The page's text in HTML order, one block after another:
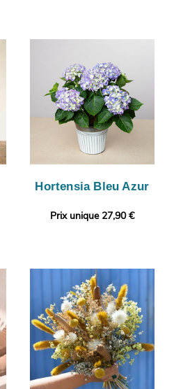
Hortensia Bleu Azur
Prix unique 27,90 €